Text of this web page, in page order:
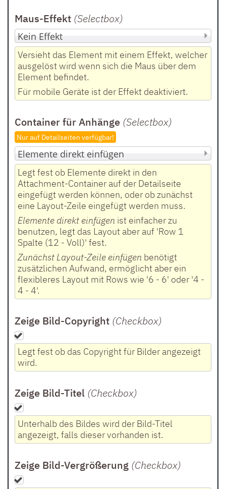
Maus-Effekt (Selectbox)
Versieht das Element mit einem Effekt, welcher
ausgelöst wird wenn sich die Maus über dem
Element befindet.
Für mobile Geräte ist der Effekt deaktiviert.
Container für Anhänge (Selectbox)
Nur auf Detailseiten verfügbar!
Legt fest ob Elemente direkt in den
Attachment-Container auf der Detailseite
eingefügt werden können, oder ob zunächst
eine Layout-Zeile eingefügt werden muss.
Elemente direkt einfügen ist einfacher zu
benutzen, legt das Layout aber auf 'Row 1
Spalte (12 - Voll)' fest.
Zunächst Layout-Zeile einfügen benötigt
zusätzlichen Aufwand, ermöglicht aber ein
flexibleres Layout mit Rows wie '6 - 6' oder '4 -
4 - 4'.
Zeige Bild-Copyright (Checkbox)
Legt fest ob das Copyright für Bilder angezeigt
wird.
Zeige Bild-Titel (Checkbox)
Unterhalb des Bildes wird der Bild-Titel
angezeigt, falls dieser vorhanden ist.
Zeige Bild-Vergrößerung (Checkbox)